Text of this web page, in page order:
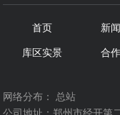
首页 新
库区实景 合
网络分布：总站